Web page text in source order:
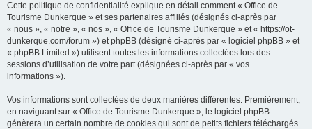
Cette politique de confidentialité explique en détail comment « Office de
Tourisme Dunkerque » et ses partenaires affiliés (désignés ci-après par
« nous », « notre », « nos », « Office de Tourisme Dunkerque » et « https://ot-
dunkerque.com/forum ») et phpBB (désigné ci-après par « logiciel phpBB » et
« phpBB Limited ») utilisent toutes les informations collectées lors des
sessions d’utilisation de votre part (désignées ci-après par « vos
informations »).
Vos informations sont collectées de deux manières différentes. Premièrement,
en naviguant sur « Office de Tourisme Dunkerque », le logiciel phpBB
génèrera un certain nombre de cookies qui sont de petits fichiers téléchargés